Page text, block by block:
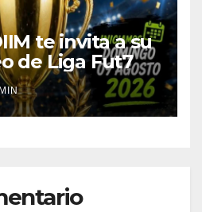
te invita a su
de Liga Fut7